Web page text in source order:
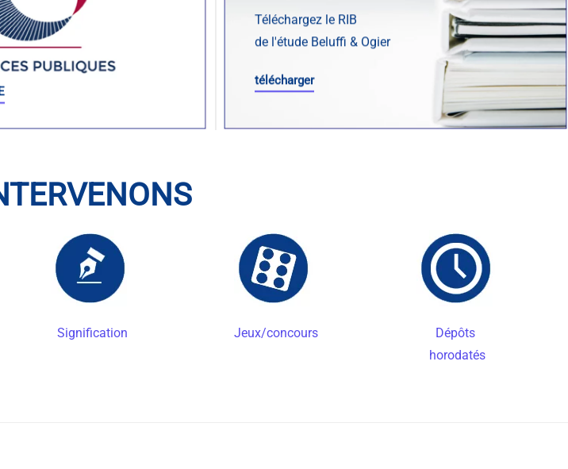
Téléchargez le RIB
de l'étude Beluffi & Ogier
télécharger
Signification Jeux/concours
Dépôts
horodatés